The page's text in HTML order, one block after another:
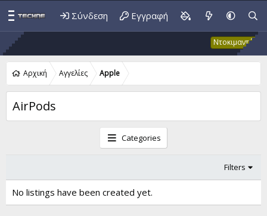
Σύνδεση Εγγραφή
Ντοκιμαντέρ
Αρχική Αγγελίες Apple
AirPods
Categories
Filters
No listings have been created yet.